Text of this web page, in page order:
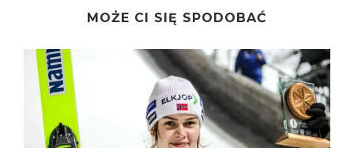
MOŻE CI SIĘ SPODOBAĆ